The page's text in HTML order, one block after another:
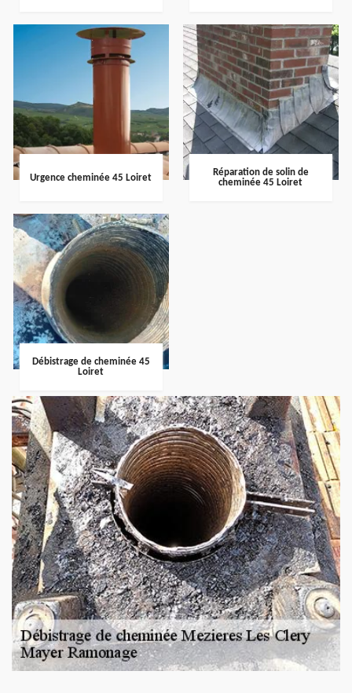
Urgence cheminée 45 Loiret
Réparation de solin de
cheminée 45 Loiret
Débistrage de cheminée 45
Loiret